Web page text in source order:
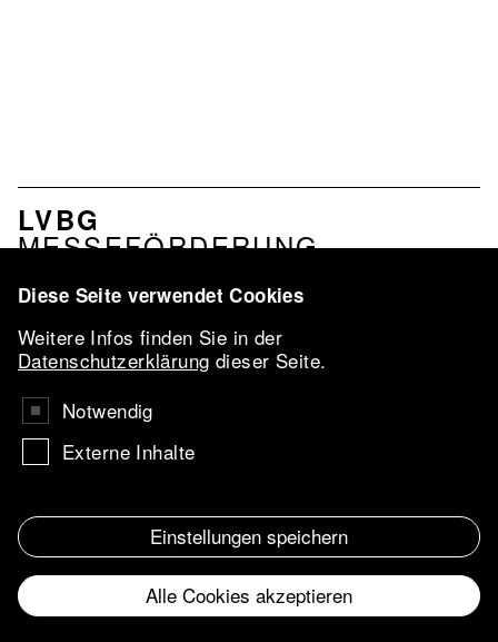
NAVIGATION
VERBAND
LVBG
MESSEFÖRDERUNG
LEISTUNGEN
NETZWERK
LVBG-
KONFERENZ
2026
VBKI-PREIS
UKRAINE
RESIDENCE
Navigation
Footer
Verband
IMPRESSUM
DATENSCHUTZ
Diese Seite verwendet Cookies
Weitere Infos finden Sie in der
Datenschutzerklärung dieser Seite.
Notwendig
Externe Inhalte
Einstellungen speichern
Alle Cookies akzeptieren